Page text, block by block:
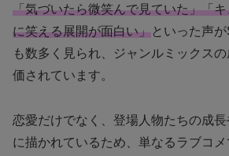
「気づいたら微笑んで見ていた」「
に笑える展開が面白い」といった声
も数多く見られ、ジャンルミックス
価されています。
恋愛だけでなく、登場人物たちの成
に描かれているため、単なるラブコ